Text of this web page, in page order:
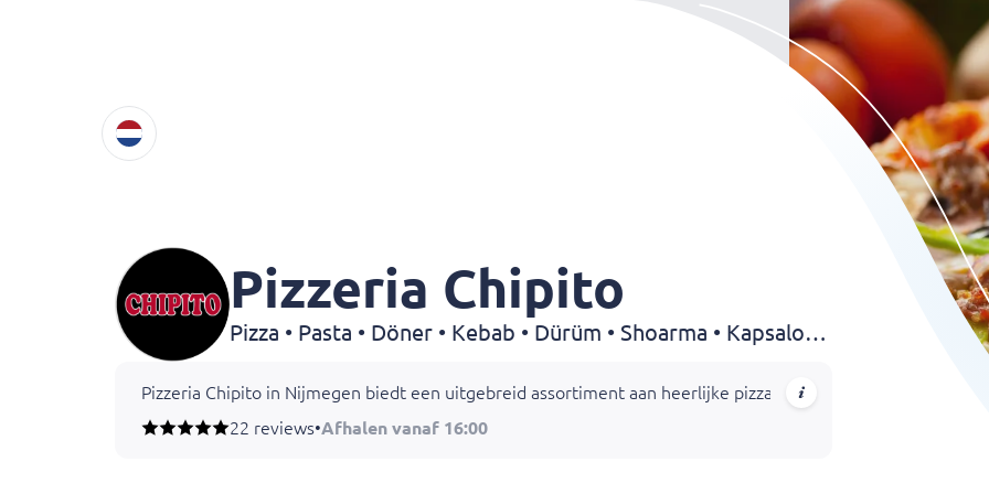
Pizzeria Chipito
Pizza • Pasta • Döner • Kebab • Dürüm • Shoarma • Kapsalon • Friet
Pizzeria Chipito in Nijmegen biedt een uitgebreid assortiment aan heerlijke pizza's, calzones, pasta's,
22 reviews•Afhalen vanaf 16:00